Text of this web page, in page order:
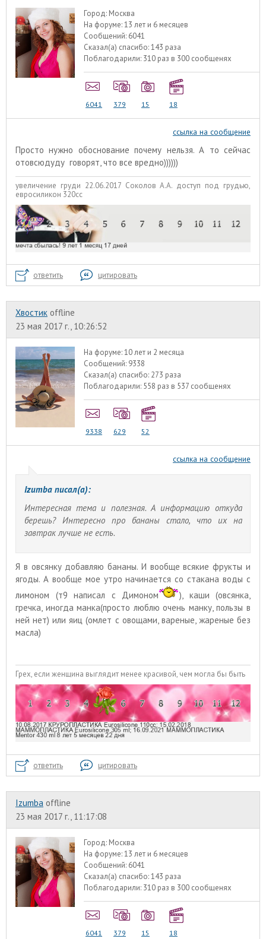
Город: Москва
На форуме:13 лет и 6 месяцев
Сообщений: 6041
Сказал(а) спасибо:143 раза
Поблагодарили: 310 раз в 300 сообщенях
6041 379 15 18
ссылка на сообщение
Просто нужно обоснование почему нельзя. А то сейчас
отовсюдуду говорят, что все вредно))))))
увеличение груди 22.06.2017 Соколов А.А. доступ под грудью,
евросиликон 320сс
ответить цитировать
Хвостик offline
23 мая 2017 г., 10:26:52
На форуме:10 лет и 2 месяца
Сообщений: 9338
Сказал(а) спасибо: 273 раза
Поблагодарили: 558 раз в 537 сообщенях
9338 629 52
ссылка на сообщение
Izumba писал(а):
Интересная тема и полезная. А информацию откуда
берешь? Интересно про бананы стало, что их на
завтрак лучше не есть.
Я в овсянку добавляю бананы. И вообще всякие фрукты и
ягоды. А вообще мое утро начинается со стакана воды с
лимоном (т9 написал с Димоном
), каши (овсянка,
гречка, иногда манка(просто люблю очень манку, пользы в
ней нет) или яиц (омлет с овощами, вареные, жареные без
масла)
Грех, если женщина выглядит менее красивой, чем могла бы быть
ответить цитировать
Izumba offline
23 мая 2017 г., 11:17:08
Город: Москва
На форуме:13 лет и 6 месяцев
Сообщений: 6041
Сказал(а) спасибо:143 раза
Поблагодарили: 310 раз в 300 сообщенях
6041 379 15 18